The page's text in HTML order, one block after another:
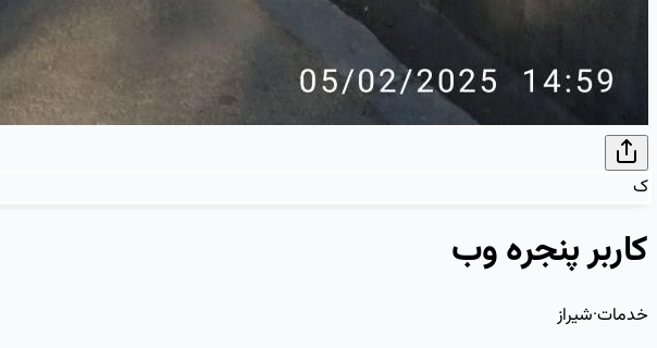
ک
کاربر پنجره وب
خدمات·شیراز